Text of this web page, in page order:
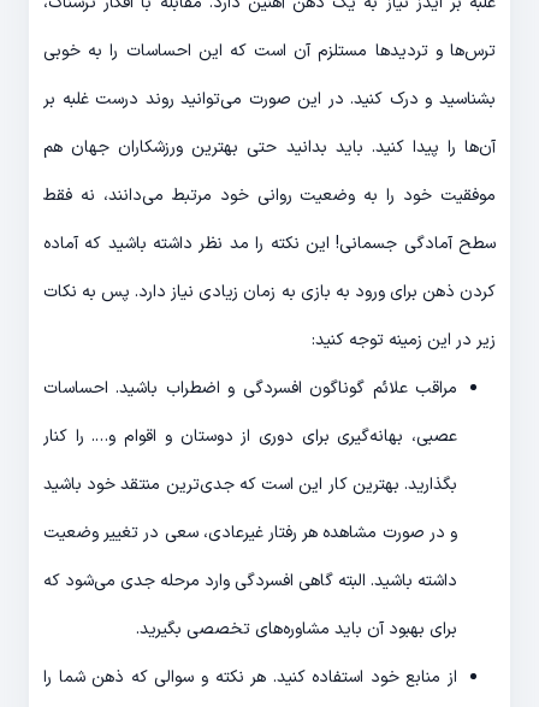
ترس‌ها و تردیدها مستلزم آن است که این احساسات را به خوبی
بشناسید و درک کنید. در این صورت می‌توانید روند درست غلبه بر
آن‌ها را پیدا کنید. باید بدانید حتی بهترین ورزشکاران جهان هم
موفقیت خود را به وضعیت روانی خود مرتبط می‌دانند، نه فقط
سطح آمادگی جسمانی! این نکته را مد نظر داشته باشید که آماده
کردن ذهن برای ورود به بازی به زمان زیادی نیاز دارد. پس به نکات
زیر در این زمینه توجه کنید:
مراقب علائم گوناگون افسردگی و اضطراب باشید. احساسات
عصبی، بهانه‌گیری برای دوری از دوستان و اقوام و…. را کنار
بگذارید. بهترین کار این است که جدی‌ترین منتقد خود باشید
و در صورت مشاهده هر رفتار غیرعادی، سعی در تغییر وضعیت
داشته باشید. البته گاهی افسردگی وارد مرحله جدی می‌شود که
برای بهبود آن باید مشاوره‌های تخصصی بگیرید.
از منابع خود استفاده کنید. هر نکته و سوالی که ذهن شما را